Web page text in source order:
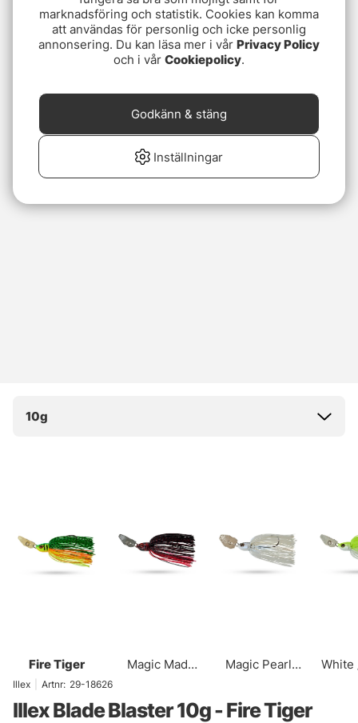
10g
Fire Tiger
Magic Mad
Magic Pearl
White
Illex Artnr: 29-18626
Illex Blade Blaster 10g - Fire Tiger
marknadsföring och statistik. Cookies kan komma
att användas för personlig och icke personlig
annonsering. Du kan läsa mer i vår Privacy Policy
och i vår Cookiepolicy.
Inställningar
Godkänn & stäng